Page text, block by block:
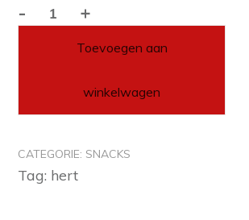
-
Soft
+
Toevoegen aan
winkelwagen
CATEGORIE: SNACKS
Tag: hert